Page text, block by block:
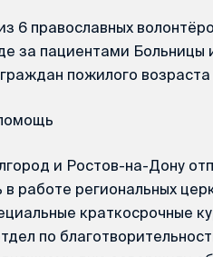
6 православных
за пациентами
пожилого
и Ростов-на-Дону
в работе региональных
краткосрочные
по